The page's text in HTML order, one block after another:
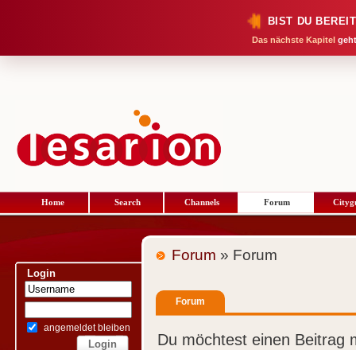
BIST DU
Das nächste Kapitel
Home Search Channels Forum
Login
angemeldet bleiben
Forum » Forum
Forum
Du möchtest einen Beitrag